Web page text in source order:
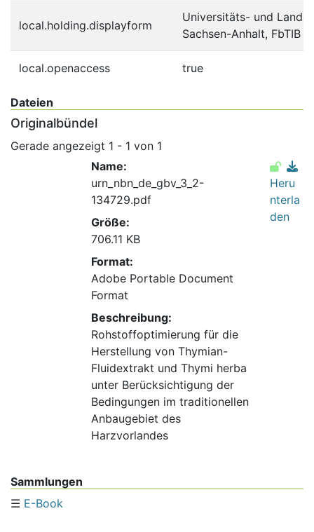
local.holding.displayform
Universitäts- und
Sachsen-Anhalt, FbTIB
local.openaccess true
Dateien
Originalbündel
Gerade angezeigt 1 - 1 von 1
Name:
urn_nbn_de_gbv_3_2-
134729.pdf
Größe:
706.11 KB
Format:
Adobe Portable Document
Format
Beschreibung:
Rohstoffoptimierung für die
Herstellung von Thymian-
Fluidextrakt und Thymi herba
unter Berücksichtigung der
Bedingungen im traditionellen
Anbaugebiet des
Harzvorlandes
Heru
nterla
den
Sammlungen
E-Book